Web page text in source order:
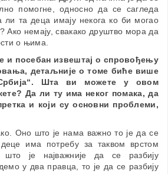
помогне, односно да се сагледа
ли та деца имају некога ко би могао
немају, свакако друштво мора да
о њима.
и посебан извештај о спровођењу
детаљније о томе биће више
Шта ви можете у овом
Да ли ту има неког помака, да
и који су основни проблеми,
Оно што је нама важно то је да се
има потребу за таквом врстом
је најважније да се разбију
у два правца, то је да се разбију